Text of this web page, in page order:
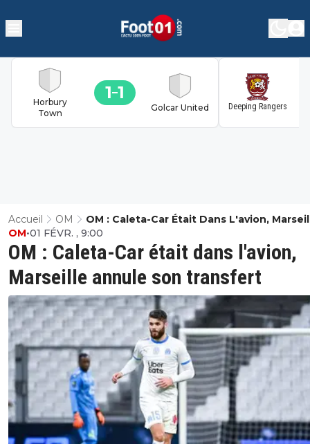
Horbury
Town
1 1
Golcar United Deeping Rangers
Accueil OM
OM : Caleta-Car Était Dans L'avion,
Annule Son Transfert
OM : Caleta-Car était dans l'avion,
Marseille annule son transfert
OM•01 FÉVR. , 9:00